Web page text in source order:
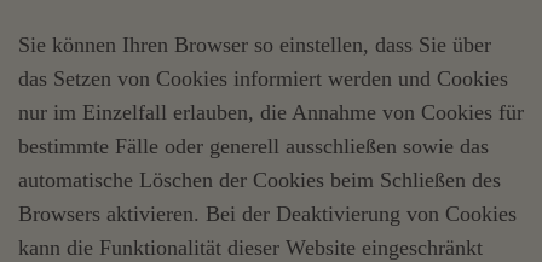
Sie können Ihren Browser so einstellen, dass Sie über
das Setzen von Cookies informiert werden und Cookies
nur im Einzelfall erlauben, die Annahme von Cookies für
bestimmte Fälle oder generell ausschließen sowie das
automatische Löschen der Cookies beim Schließen des
Browsers aktivieren. Bei der Deaktivierung von Cookies
kann die Funktionalität dieser Website eingeschränkt